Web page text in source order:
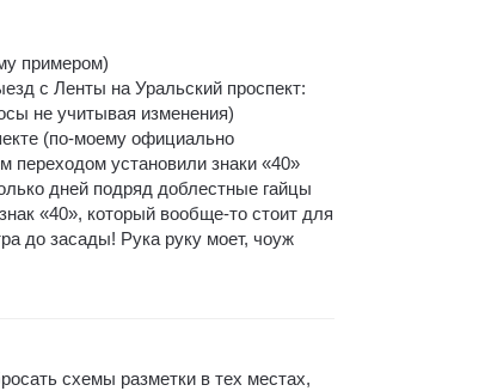
примером)
с Ленты на Уральский проспект:
не учитывая изменения)
(по-моему официально
установили знаки «40»
дней подряд доблестные гайцы
«40», который вообще-то стоит для
до засады! Рука руку моет, чоуж
схемы разметки в тех местах,